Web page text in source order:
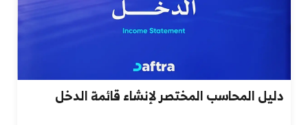
دليل المحاسب المختصر لإنشاء قائمة الدخل